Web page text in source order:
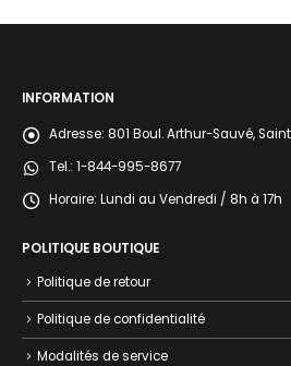
INFORMATION
Adresse: 801 Boul. Arthur-Sauvé,
Tel.: 1-844-995-8677
Horaire: Lundi au Vendredi / 8h à 17h
POLITIQUE BOUTIQUE
Politique de retour
Politique de confidentialité
Modalités de service